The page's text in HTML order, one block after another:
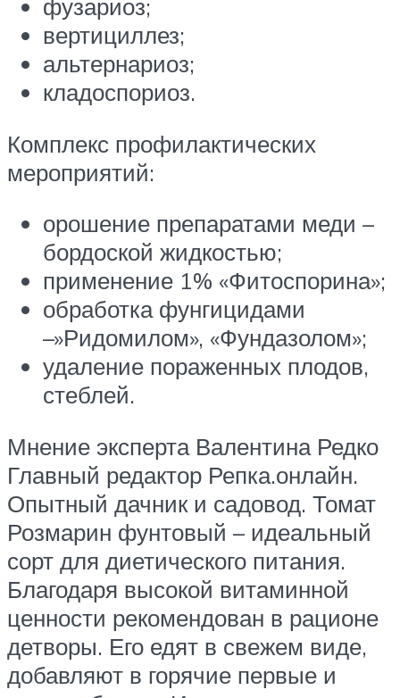
фузариоз;
вертициллез;
альтернариоз;
кладоспориоз.
Комплекс профилактических
мероприятий:
орошение препаратами меди –
бордоской жидкостью;
применение 1% «Фитоспорина»;
обработка фунгицидами
–»Ридомилом», «Фундазолом»;
удаление пораженных плодов,
стеблей.
Мнение эксперта Валентина Редко
Главный редактор Репка.онлайн.
Опытный дачник и садовод. Томат
Розмарин фунтовый – идеальный
сорт для диетического питания.
Благодаря высокой витаминной
ценности рекомендован в рационе
детворы. Его едят в свежем виде,
добавляют в горячие первые и